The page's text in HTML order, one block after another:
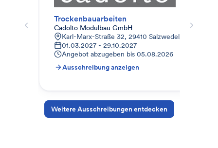
Trockenbauarbeiten
Cadolto Modulbau GmbH
Karl-Marx-Straße 32, 29410 Salzwedel,
01.03.2027 - 29.10.2027
Angebot abzugeben bis 05.08.2026
Ausschreibung anzeigen
Weitere Ausschreibungen entdecken